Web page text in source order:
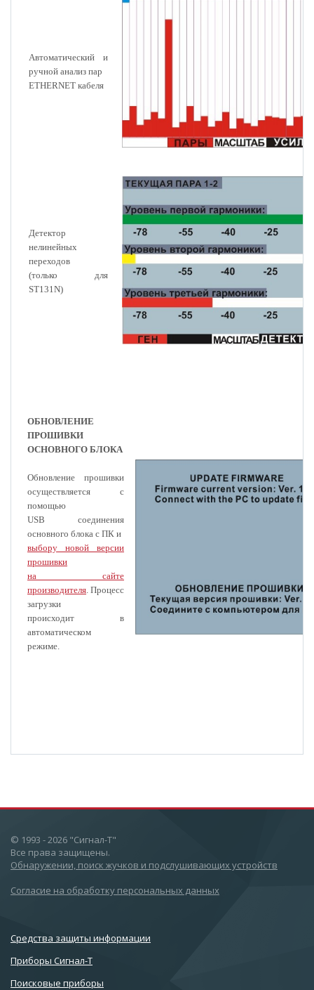
Автоматический и
ручной анализ пар
ETHERNET кабеля
Детектор
нелинейных
переходов
(только для
ST131N)
ОБНОВЛЕНИЕ
ПРОШИВКИ
ОСНОВНОГО БЛОКА
Обновление прошивки
осуществляется с
помощью
USB соединения
основного блока с ПК и
выбору новой версии
прошивки
на сайте
производителя. Процесс
загрузки
происходит в
автоматическом
режиме.
© 1993 - 2026 "Сигнал-Т"
Все права защищены.
Обнаружении, поиск жучков и подслушивающих устройств
Согласие на обработку персональных данных
Cредства защиты информации
Приборы Сигнал-Т
Поисковые приборы